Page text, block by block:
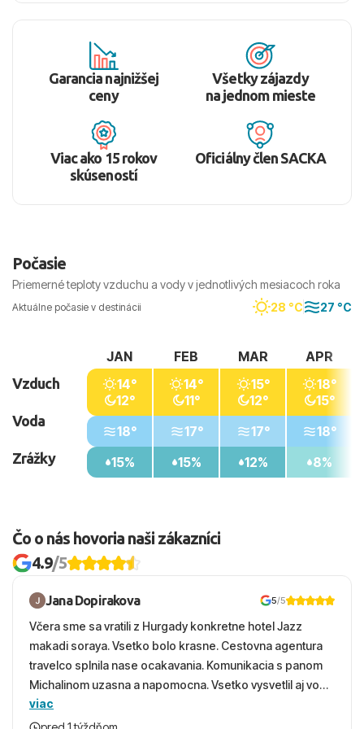
Garancia najnižšej
ceny
Všetky zájazdy
na jednom mieste
Viac ako 15 rokov
skúseností
Oficiálny člen SACKA
Počasie
Priemerné teploty vzduchu a vody v jednotlivých mesiacoch roka
Aktuálne počasie v destinácii 28 °C 27 °C
Vzduch
Voda
Zrážky
JAN
14°
12°
18°
15%
FEB
14°
11°
17°
15%
MAR
15°
12°
17°
12%
APR
18°
15°
18°
8%
Čo o nás hovoria naši zákazníci
4.9/5
Jana Dopirakova 5/5
Včera sme sa vratili z Hurgady konkretne hotel Jazz
makadi soraya. Vsetko bolo krasne. Cestovna agentura
travelco splnila nase ocakavania. Komunikacia s panom
Michalinom uzasna a napomocna. Vsetko vysvetlil aj vo
vecernych hodinach zaco sa ospravedlnujem. Hotel
krasny, cisty. Sluzby top. Strava, prostredie, more,
viac